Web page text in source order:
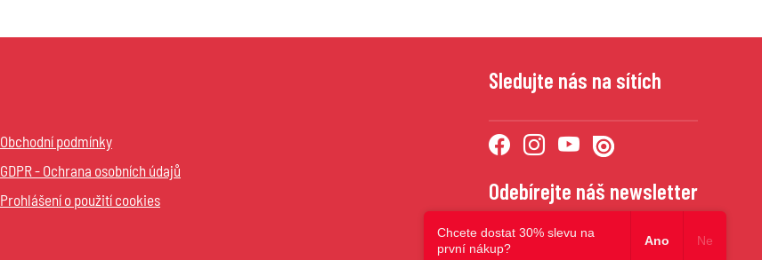
Obchodní podmínky
GDPR - Ochrana osobních údajů
Prohlášení o použití cookies
Sledujte nás na sítích
Odebírejte náš newsletter
Chcete dostat 30% slevu na
první nákup?
Ano Ne